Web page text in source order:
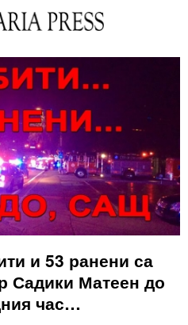
и 53 ранени са
Садики Матеен до
час…